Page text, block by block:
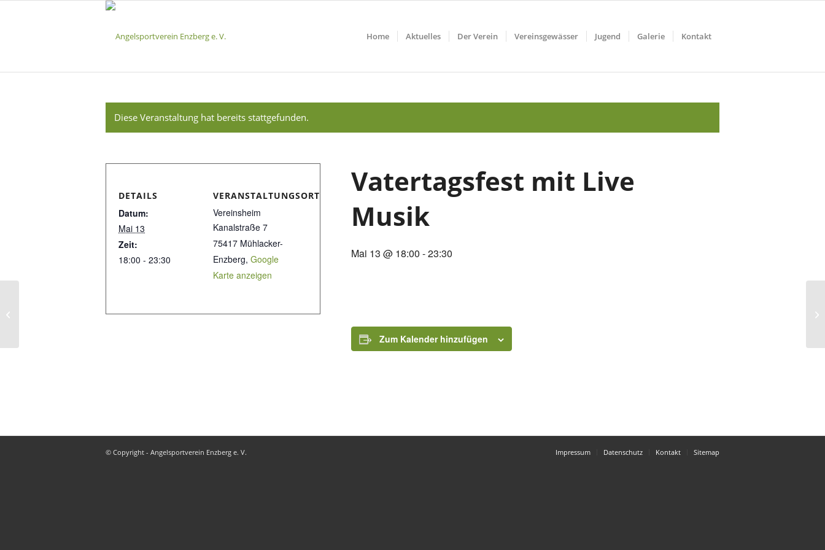
Home Aktuelles Der Verein Vereinsgewässer Jugend Galerie Kontakt
Diese Veranstaltung hat bereits stattgefunden.
Vatertagsfest mit Live
Musik
Mai 13 @ 18:00 -23:30
Zum Kalender hinzufügen
DETAILS
Datum:
Mai 13
Zeit:
18:00 - 23:30
VERANSTALTUNGSORT
Vereinsheim
Kanalstraße 7
75417 Mühlacker-
Enzberg, Google
Karte anzeigen
© Copyright - Angelsportverein Enzberg e. V. Impressum Datenschutz Kontakt Sitemap
Generalversammlung 2026